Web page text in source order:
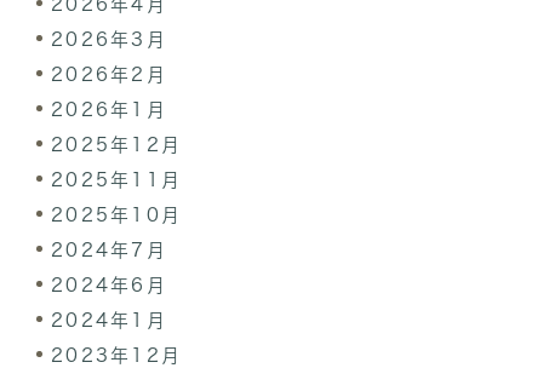
2026年4月
2026年3月
2026年2月
2026年1月
2025年12月
2025年11月
2025年10月
2024年7月
2024年6月
2024年1月
2023年12月